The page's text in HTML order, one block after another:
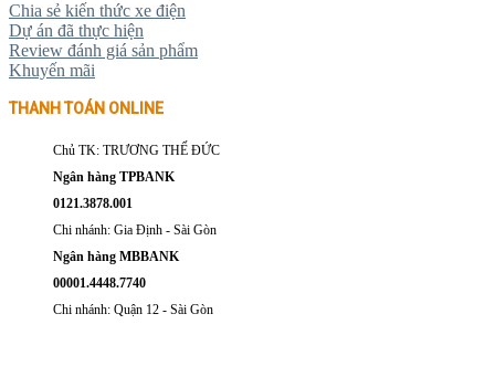
Chia sẻ kiến thức xe điện
Dự án đã thực hiện
Review đánh giá sản phẩm
Khuyến mãi
THANH TOÁN ONLINE
Chủ TK: TRƯƠNG THẾ ĐỨC
Ngân hàng TPBANK
0121.3878.001
Chi nhánh: Gia Định - Sài Gòn
Ngân hàng MBBANK
00001.4448.7740
Chi nhánh: Quận 12 - Sài Gòn